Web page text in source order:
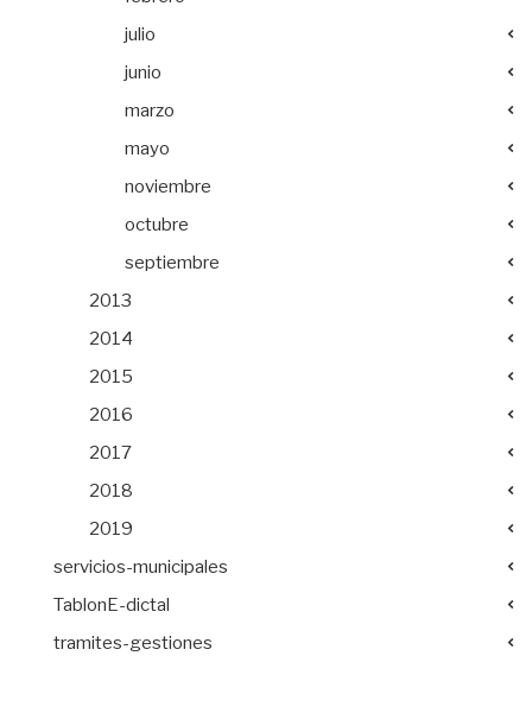
julio
junio
marzo
mayo
noviembre
octubre
septiembre
2013
2014
2015
2016
2017
2018
2019
servicios-municipales
TablonE-dictal
tramites-gestiones